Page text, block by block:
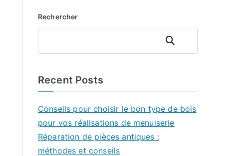
Rechercher
Rechercher
Recent Posts
Conseils pour choisir le bon type de bois
pour vos réalisations de menuiserie
Réparation de pièces antiques :
méthodes et conseils